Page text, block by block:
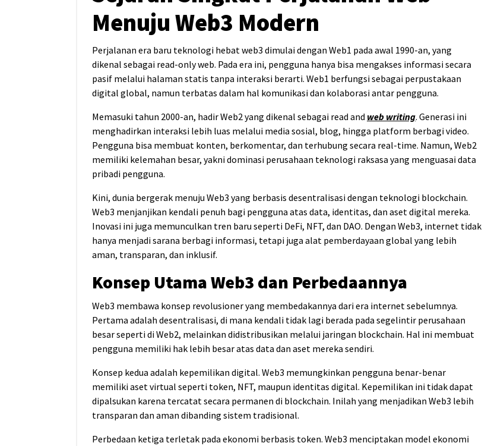
Menuju Web3 Modern
Perjalanan era baru teknologi hebat web3 dimulai dengan Web1 pada awal 1990-an, yang
dikenal sebagai read-only web. Pada era ini, pengguna hanya bisa mengakses informasi secara
pasif melalui halaman statis tanpa interaksi berarti. Web1 berfungsi sebagai perpustakaan
digital global, namun terbatas dalam hal komunikasi dan kolaborasi antar pengguna.
Memasuki tahun 2000-an, hadir Web2 yang dikenal sebagai read and web writing. Generasi ini
menghadirkan interaksi lebih luas melalui media sosial, blog, hingga platform berbagi video.
Pengguna bisa membuat konten, berkomentar, dan terhubung secara real-time. Namun, Web2
memiliki kelemahan besar, yakni dominasi perusahaan teknologi raksasa yang menguasai data
pribadi pengguna.
Kini, dunia bergerak menuju Web3 yang berbasis desentralisasi dengan teknologi blockchain.
Web3 menjanjikan kendali penuh bagi pengguna atas data, identitas, dan aset digital mereka.
Inovasi ini juga memunculkan tren baru seperti DeFi, NFT, dan DAO. Dengan Web3, internet tidak
hanya menjadi sarana berbagi informasi, tetapi juga alat pemberdayaan global yang lebih
aman, transparan, dan inklusif.
Konsep Utama Web3 dan Perbedaannya
Web3 membawa konsep revolusioner yang membedakannya dari era internet sebelumnya.
Pertama adalah desentralisasi, di mana kendali tidak lagi berada pada segelintir perusahaan
besar seperti di Web2, melainkan didistribusikan melalui jaringan blockchain. Hal ini membuat
pengguna memiliki hak lebih besar atas data dan aset mereka sendiri.
Konsep kedua adalah kepemilikan digital. Web3 memungkinkan pengguna benar-benar
memiliki aset virtual seperti token, NFT, maupun identitas digital. Kepemilikan ini tidak dapat
dipalsukan karena tercatat secara permanen di blockchain. Inilah yang menjadikan Web3 lebih
transparan dan aman dibanding sistem tradisional.
Perbedaan ketiga terletak pada ekonomi berbasis token. Web3 menciptakan model ekonomi